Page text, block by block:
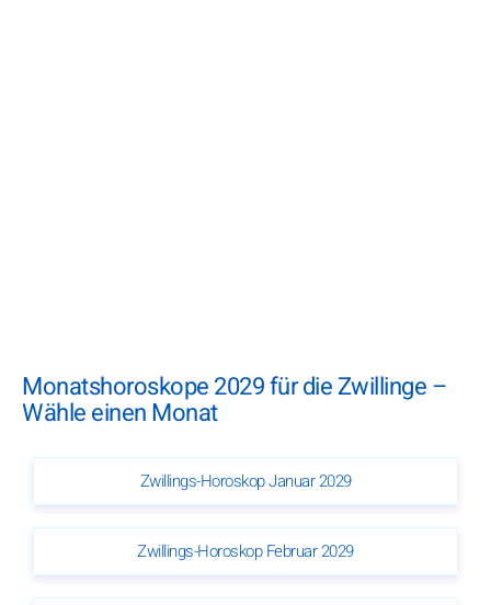
Monatshoroskope 2029 für die Zwillinge –
Wähle einen Monat
Zwillings-Horoskop Januar 2029
Zwillings-Horoskop Februar 2029